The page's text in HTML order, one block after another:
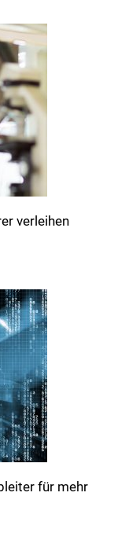
verleihen
für mehr